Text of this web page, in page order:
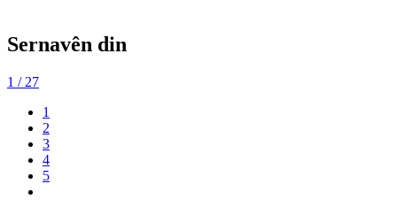
Sernavên din
1 / 27
1
2
3
4
5